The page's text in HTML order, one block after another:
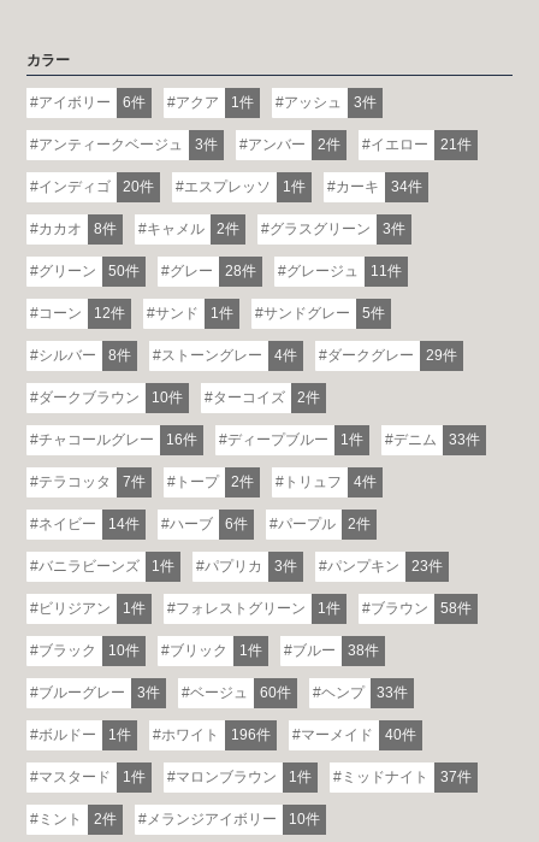
カラー
アイボリー 6件 アクア 1件 アッシュ 3件
アンティークベージュ 3件 アンバー 2件 イエロー 21件
インディゴ 20件 エスプレッソ 1件 カーキ 34件
カカオ 8件 キャメル 2件 グラスグリーン 3件
グリーン 50件 グレー 28件 グレージュ 11件
コーン 12件 サンド 1件 サンドグレー 5件
シルバー 8件 ストーングレー 4件 ダークグレー 29件
ダークブラウン 10件 ターコイズ 2件
チャコールグレー 16件 ディープブルー 1件 デニム 33件
テラコッタ 7件 トープ 2件 トリュフ 4件
ネイビー 14件 ハーブ 6件 パープル 2件
バニラビーンズ 1件 パプリカ 3件 パンプキン 23件
ビリジアン 1件 フォレストグリーン 1件 ブラウン 58件
ブラック 10件 ブリック 1件 ブルー 38件
ブルーグレー 3件 ベージュ 60件 ヘンプ 33件
ボルドー 1件 ホワイト 196件 マーメイド 40件
マスタード 1件 マロンブラウン 1件 ミッドナイト 37件
ミント 2件 メランジアイボリー 10件